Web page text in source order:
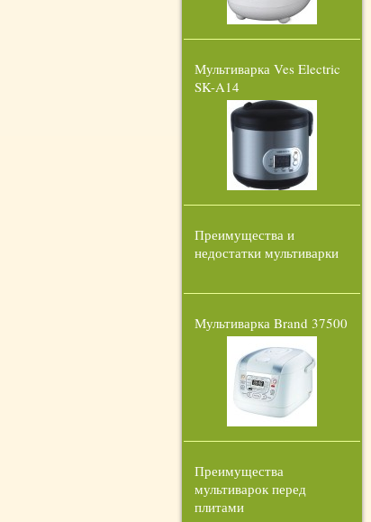
Мультиварка Ves Electric
SK-A14
Преимущества и
недостатки мультиварки
Мультиварка Brand 37500
Преимущества
мультиварок перед
плитами